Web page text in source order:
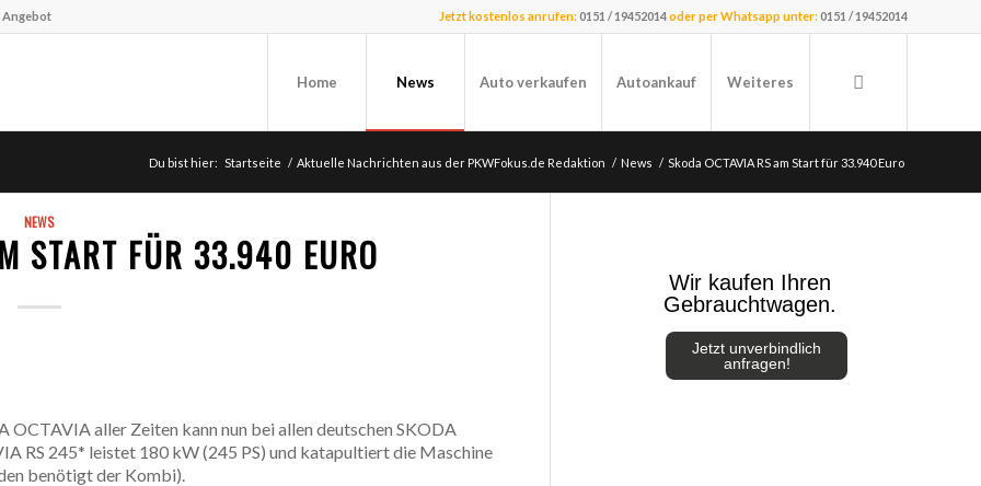
Jetzt kostenlos anrufen:0151 / 19452014oder per Whatsapp unter:0151 / 19452014
Home News Auto verkaufen Autoankauf Weiteres
Du bist hier: Startseite / Aktuelle Nachrichten aus der PKWFokus.de Redaktion / News / Skoda OCTAVIA RS am Start für 33.940 Euro
NEWS
START FÜR 33.940 EURO
aller Zeiten kann nun bei allen deutschen SKODA
RS 245* leistet 180 kW (245 PS) und katapultiert die Maschine
benötigt der Kombi).
Wir kaufen Ihren
Gebrauchtwagen.
Jetzt unverbindlich
anfragen!